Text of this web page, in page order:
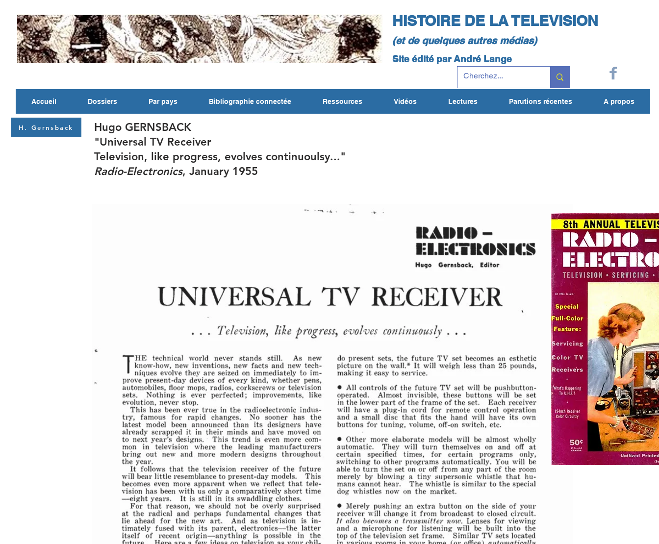
HISTOIRE DE LA TELEVISION
(et de quelques autres médias)
Site édité par André Lange
Accueil Dossiers Par pays Bibliographie connectée Ressources Vidéos Lectures Parutions récentes A propos
H. Gernsback
Hugo GERNSBACK
"Universal TV Receiver
Television, like progress, evolves continuoulsy..."
Radio-Electronics, January 1955